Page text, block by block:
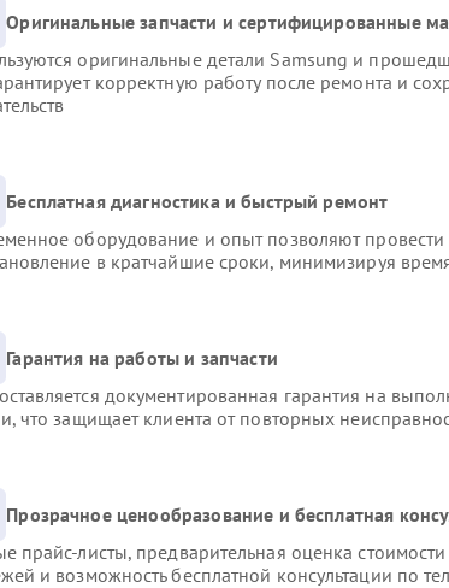
Оригинальные запчасти и сертифицированные
оригинальные детали Samsung и
корректную работу после ремонта и
Бесплатная диагностика и быстрый ремонт
оборудование и опыт позволяют провести
в кратчайшие сроки, минимизируя
Гарантия на работы и запчасти
документированная гарантия на
что защищает клиента от повторных
Прозрачное ценообразование и бесплатная
прайс-листы, предварительная оценка
и возможность бесплатной консультации по